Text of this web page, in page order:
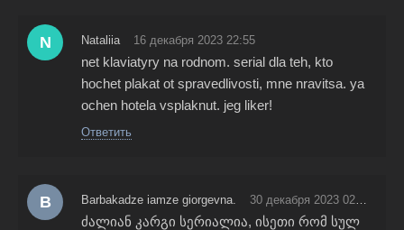
N Nataliia 16 декабря 2023 22:55
net klaviatyry na rodnom. serial dla teh, kto
hochet plakat ot spravedlivosti, mne nravitsa. ya
ochen hotela vsplaknut. jeg liker!
Ответить
B Barbakadze iamze giorgevna. 30 декабря 2023 02:36
ძალიან კარგი სერიალია, ისეთი რომ სულ